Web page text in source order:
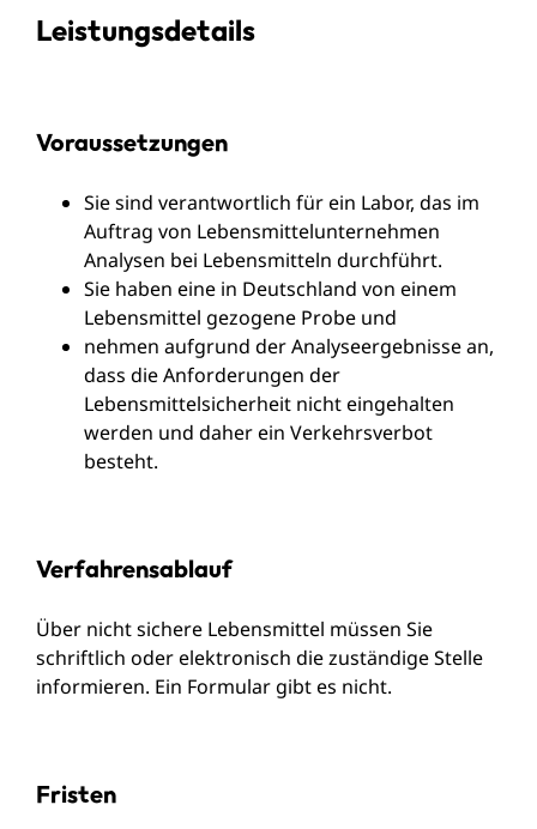
Leistungsdetails
Voraussetzungen
Sie sind verantwortlich für ein Labor, das im
Auftrag von Lebensmittelunternehmen
Analysen bei Lebensmitteln durchführt.
Sie haben eine in Deutschland von einem
Lebensmittel gezogene Probe und
nehmen aufgrund der Analyseergebnisse an,
dass die Anforderungen der
Lebensmittelsicherheit nicht eingehalten
werden und daher ein Verkehrsverbot
besteht.
Verfahrensablauf
Über nicht sichere Lebensmittel müssen Sie
schriftlich oder elektronisch die zuständige Stelle
informieren. Ein Formular gibt es nicht.
Fristen